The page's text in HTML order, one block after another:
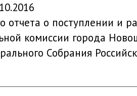
отчета о поступлении и
комиссии города
Собрания